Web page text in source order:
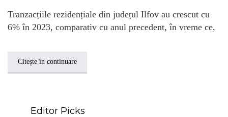
Tranzacțiile rezidențiale din județul Ilfov au crescut cu
6% în 2023, comparativ cu anul precedent, în vreme ce,
Citește în continuare
Editor Picks